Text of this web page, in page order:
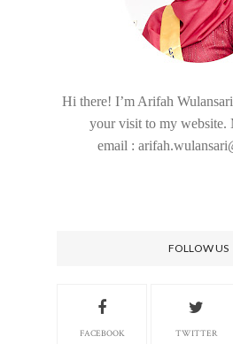
Hi there! I’m Arifah
your visit to my website.
email :
FOLLOW US
FACEBOOK TWITTER